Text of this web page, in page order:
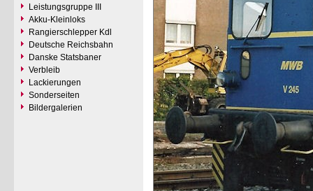
Leistungsgruppe III
Akku-Kleinloks
Rangierschlepper Kdl
Deutsche Reichsbahn
Danske Statsbaner
Verbleib
Lackierungen
Sonderseiten
Bildergalerien